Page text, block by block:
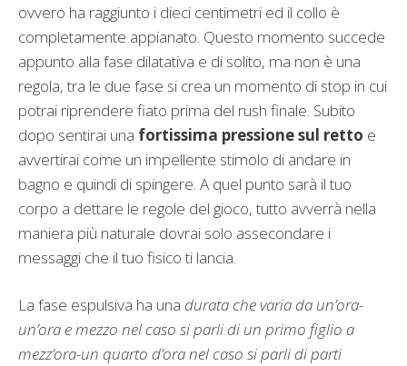
ovvero ha raggiunto i dieci centimetri ed il collo è
completamente appianato. Questo momento succede
appunto alla fase dilatativa e di solito, ma non è una
regola, tra le due fase si crea un momento di stop in cui
potrai riprendere fiato prima del rush finale. Subito
dopo sentirai una fortissima pressione sul retto e
avvertirai come un impellente stimolo di andare in
bagno e quindi di spingere. A quel punto sarà il tuo
corpo a dettare le regole del gioco, tutto avverrà nella
maniera più naturale dovrai solo assecondare i
messaggi che il tuo fisico ti lancia.
La fase espulsiva ha una durata che varia da un’ora-
un’ora e mezzo nel caso si parli di un primo figlio a
mezz’ora-un quarto d’ora nel caso si parli di parti